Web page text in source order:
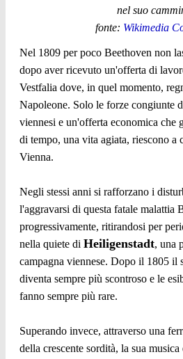
nel suo
fonte: Wikimedia
Nel 1809 per poco Beethoven non
dopo aver ricevuto un'offerta di
Vestfalia dove, in quel momento,
Napoleone. Solo le forze congiunte
viennesi e un'offerta economica che
di tempo, una vita agiata, riescono a
Vienna.
Negli stessi anni si rafforzano i
l'aggravarsi di questa fatale malattia
progressivamente, ritirandosi per
nella quiete di Heiligenstadt, una
campagna viennese. Dopo il 1805 il
diventa sempre più scontroso e le
fanno sempre più rare.
Superando invece, attraverso una
della crescente sordità, la sua